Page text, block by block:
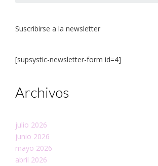
Suscribirse a la newsletter
[supsystic-newsletter-form id=4]
Archivos
julio 2026
junio 2026
mayo 2026
abril 2026